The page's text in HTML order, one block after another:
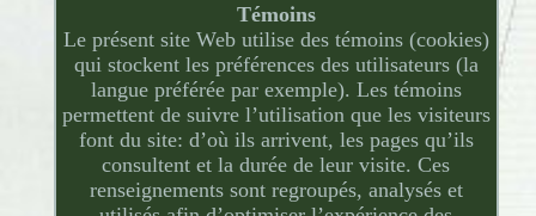
Témoins
Le présent site Web utilise des témoins (cookies)
qui stockent les préférences des utilisateurs (la
langue préférée par exemple). Les témoins
permettent de suivre l’utilisation que les visiteurs
font du site: d’où ils arrivent, les pages qu’ils
consultent et la durée de leur visite. Ces
renseignements sont regroupés, analysés et